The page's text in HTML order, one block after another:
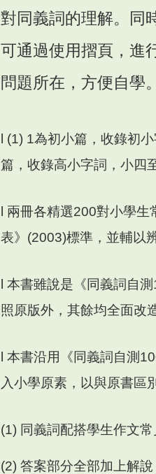
對同義詞的理解。同
可通過使用摺頁，進
問題所在，方便自學
(1) 1為初小篇，收錄初
篇，收錄高小字詞，小四
兩冊各精選200對小學生
表》 (2003)標準，並輔以
本書雖說是《同義詞自測
照原版外，其餘均全面改
本書沿用《同義詞自測 10
入小學原素，以與原書區
(1) 同義詞配搭學生作文
(2) 答案部分全部加上解